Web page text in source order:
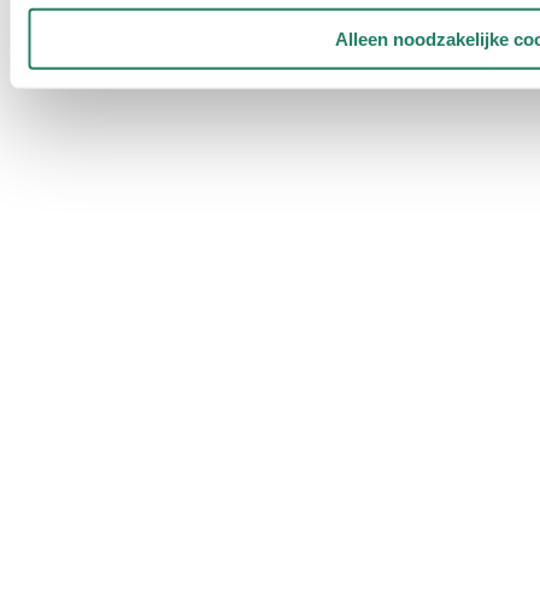
Alleen noodzakelijke